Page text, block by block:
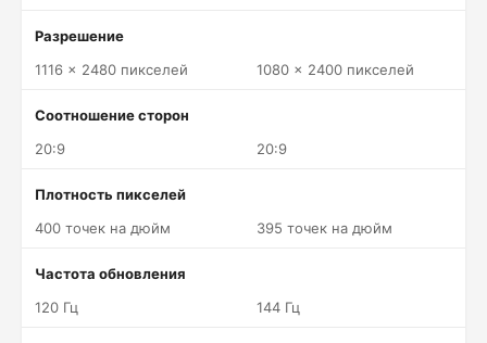
Разрешение
1116 x 2480 пикселей
1080 x 2400 пикселей
Соотношение сторон
20:9
20:9
Плотность пикселей
400 точек на дюйм
395 точек на дюйм
Частота обновления
120 Гц
144 Гц